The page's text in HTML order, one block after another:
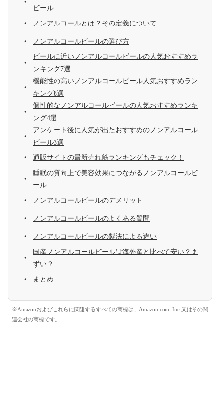
ビール
ノンアルコールとは？その定義について
ノンアルコールビールの選び方
ビールに近いノンアルコールビールの人気おすすめラ
ンキング7選
機能性の高いノンアルコールビール人気おすすめラン
キング8選
個性的なノンアルコールビールの人気おすすめランキ
ング4選
アンケート後に人気が出たおすすめのノンアルコール
ビール3選
通販サイトの最新売れ筋ランキングもチェック！
睡眠の質向上で美容効果につながるノンアルコールビ
ール
ノンアルコールビールのデメリット
ノンアルコールビールのよくある質問
ノンアルコールビールの製法による違い
国産ノンアルコールビールは海外産と比べて安い？ま
ずい？
まとめ
※Amazonおよびこれらに関連するすべての商標は、Amazon.com, Inc.又はその関
連会社の商標です。